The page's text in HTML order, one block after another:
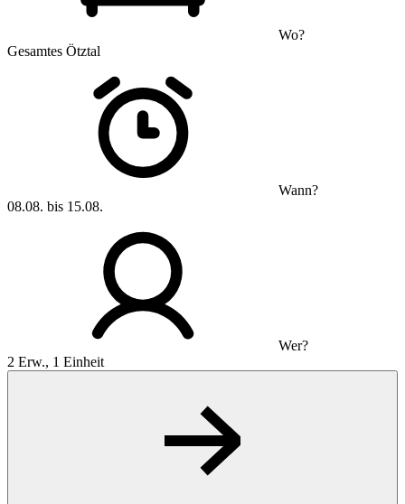
Wo?
Gesamtes Ötztal
Wann?
08.08. bis 15.08.
Wer?
2 Erw., 1 Einheit